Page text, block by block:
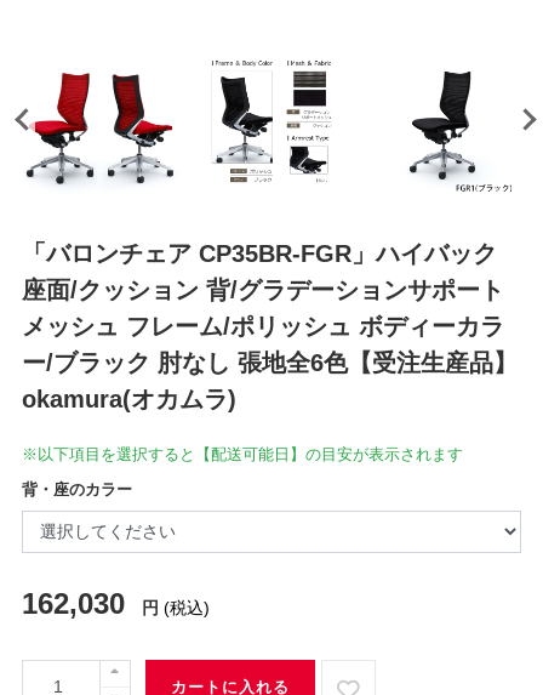
「バロンチェア CP35BR-FGR」ハイバック
座面/クッション 背/グラデーションサポート
メッシュ フレーム/ポリッシュ ボディーカラ
ー/ブラック 肘なし 張地全6色【受注生産品】
okamura(オカムラ)
※以下項目を選択すると【配送可能日】の目安が表示されます
背・座のカラー
162,030 円 (税込)
カートに入れる